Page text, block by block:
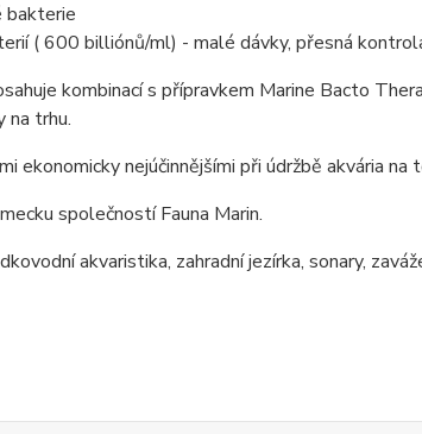
bakterie
( 600 billiónů/ml) - malé dávky, přesná
kombinací s přípravkem Marine Bacto
na trhu.
ekonomicky nejúčinnějšími při údržbě akvária na
společností Fauna Marin.
akvaristika, zahradní jezírka, sonary,